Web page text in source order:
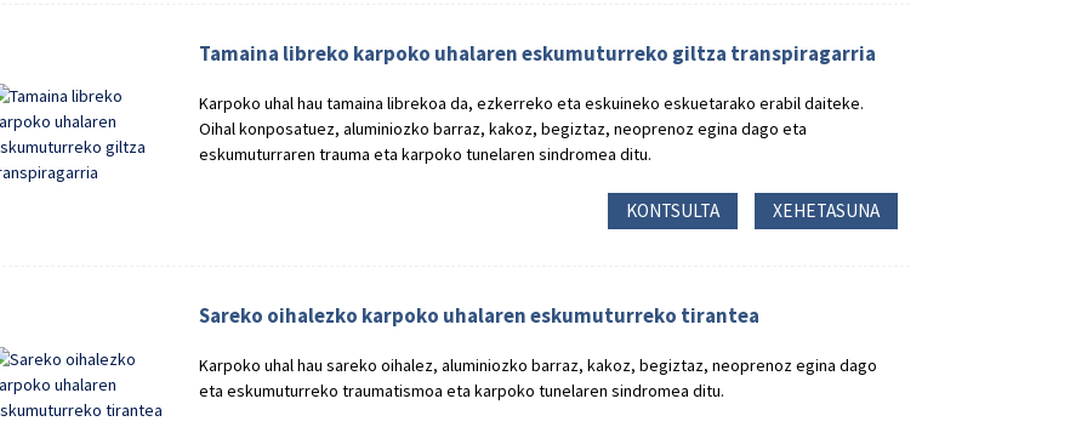
Tamaina libreko karpoko uhalaren eskumuturreko giltza transpiragarria
Karpoko uhal hau tamaina librekoa da, ezkerreko eta eskuineko eskuetarako erabil daiteke.
Oihal konposatuez, aluminiozko barraz, kakoz, begiztaz, neoprenoz egina dago eta
eskumuturraren trauma eta karpoko tunelaren sindromea ditu.
KONTSULTA XEHETASUNA
Sareko oihalezko karpoko uhalaren eskumuturreko tirantea
Karpoko uhal hau sareko oihalez, aluminiozko barraz, kakoz, begiztaz, neoprenoz egina dago
eta eskumuturreko traumatismoa eta karpoko tunelaren sindromea ditu.